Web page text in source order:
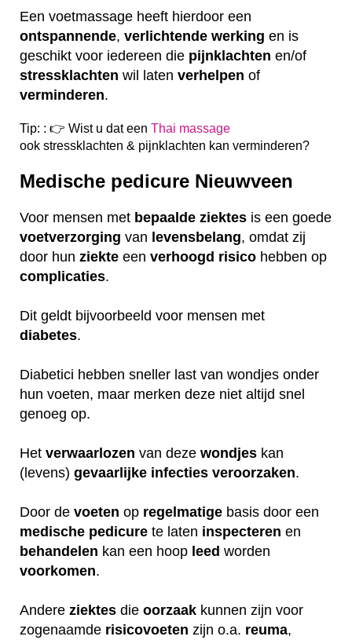
Een voetmassage heeft hierdoor een
ontspannende, verlichtende werking en is
geschikt voor iedereen die pijnklachten en/of
stressklachten wil laten verhelpen of
verminderen.
Tip: : 👉 Wist u dat een Thai massage
ook stressklachten & pijnklachten kan verminderen?
Medische pedicure Nieuwveen
Voor mensen met bepaalde ziektes is een goede
voetverzorging van levensbelang, omdat zij
door hun ziekte een verhoogd risico hebben op
complicaties.
Dit geldt bijvoorbeeld voor mensen met
diabetes.
Diabetici hebben sneller last van wondjes onder
hun voeten, maar merken deze niet altijd snel
genoeg op.
Het verwaarlozen van deze wondjes kan
(levens) gevaarlijke infecties veroorzaken.
Door de voeten op regelmatige basis door een
medische pedicure te laten inspecteren en
behandelen kan een hoop leed worden
voorkomen.
Andere ziektes die oorzaak kunnen zijn voor
zogenaamde risicovoeten zijn o.a. reuma,